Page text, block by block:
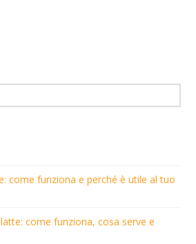
come funziona e perché è utile al tuo
come funziona, cosa serve e